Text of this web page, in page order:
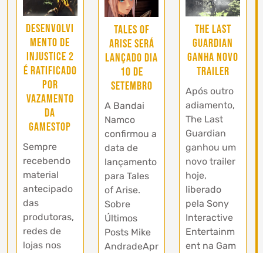
Desenvolvi
mento de
Injustice 2
é ratificado
por
vazamento
da
GameStop
Sempre
recebendo
material
antecipado
das
produtoras,
redes de
lojas nos
Tales of
Arise será
lançado dia
10 de
Setembro
A Bandai
Namco
confirmou a
data de
lançamento
para Tales
of Arise.
Sobre
Últimos
Posts Mike
AndradeApr
The Last
Guardian
ganha novo
trailer
Após outro
adiamento,
The Last
Guardian
ganhou um
novo trailer
hoje,
liberado
pela Sony
Interactive
Entertainm
ent na Gam